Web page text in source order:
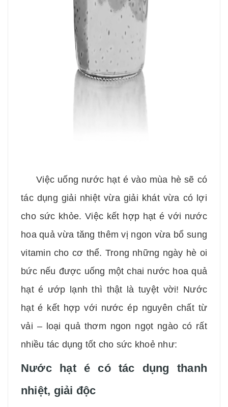
Việc uống nước hạt é vào mùa hè sẽ có
tác dụng giải nhiệt vừa giải khát vừa có lợi
cho sức khỏe. Việc kết hợp hạt é với nước
hoa quả vừa tăng thêm vị ngon vừa bổ sung
vitamin cho cơ thể. Trong những ngày hè oi
bức nếu được uống một chai nước hoa quả
hạt é ướp lạnh thì thật là tuyệt vời! Nước
hạt é kết hợp với nước ép nguyên chất từ
vải – loại quả thơm ngon ngọt ngào có rất
nhiều tác dụng tốt cho sức khoẻ như:
Nước hạt é có tác dụng thanh
nhiệt, giải độc